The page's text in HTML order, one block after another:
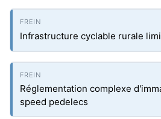
Infrastructure cyclable rurale
Réglementation complexe
speed pedelecs